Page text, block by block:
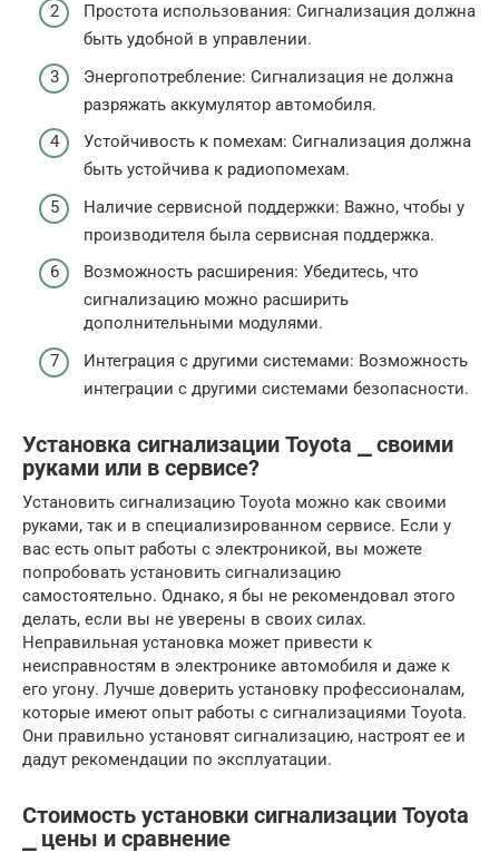
Простота использования: Сигнализация должна
быть удобной в управлении.
Энергопотребление: Сигнализация не должна
разряжать аккумулятор автомобиля.
Устойчивость к помехам: Сигнализация должна
быть устойчива к радиопомехам.
Наличие сервисной поддержки: Важно, чтобы у
производителя была сервисная поддержка.
Возможность расширения: Убедитесь, что
сигнализацию можно расширить
дополнительными модулями.
Интеграция с другими системами: Возможность
интеграции с другими системами безопасности.
Установка сигнализации Toyota ⎯ своими
руками или в сервисе?
Установить сигнализацию Toyota можно как своими
руками, так и в специализированном сервисе. Если у
вас есть опыт работы с электроникой, вы можете
попробовать установить сигнализацию
самостоятельно. Однако, я бы не рекомендовал этого
делать, если вы не уверены в своих силах.
Неправильная установка может привести к
неисправностям в электронике автомобиля и даже к
его угону. Лучше доверить установку профессионалам,
которые имеют опыт работы с сигнализациями Toyota.
Они правильно установят сигнализацию, настроят ее и
дадут рекомендации по эксплуатации.
Стоимость установки сигнализации Toyota
⎯ цены и сравнение